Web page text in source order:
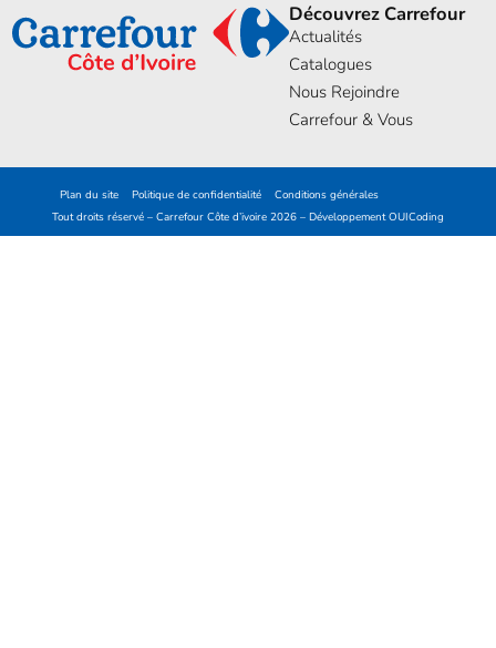
Découvrez Carrefour
Actualités
Catalogues
Nous Rejoindre
Carrefour & Vous
Plan du site Politique de confidentialité
Conditions générales
Tout droits réservé – Carrefour Côte d’ivoire 2026 – DéveloppementOUICoding